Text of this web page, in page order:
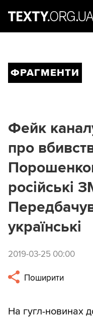
ФРАГМЕНТИ
Фейк
про
російські
українські
2019-03-25 00:00
Поширити
На гугл-новинах